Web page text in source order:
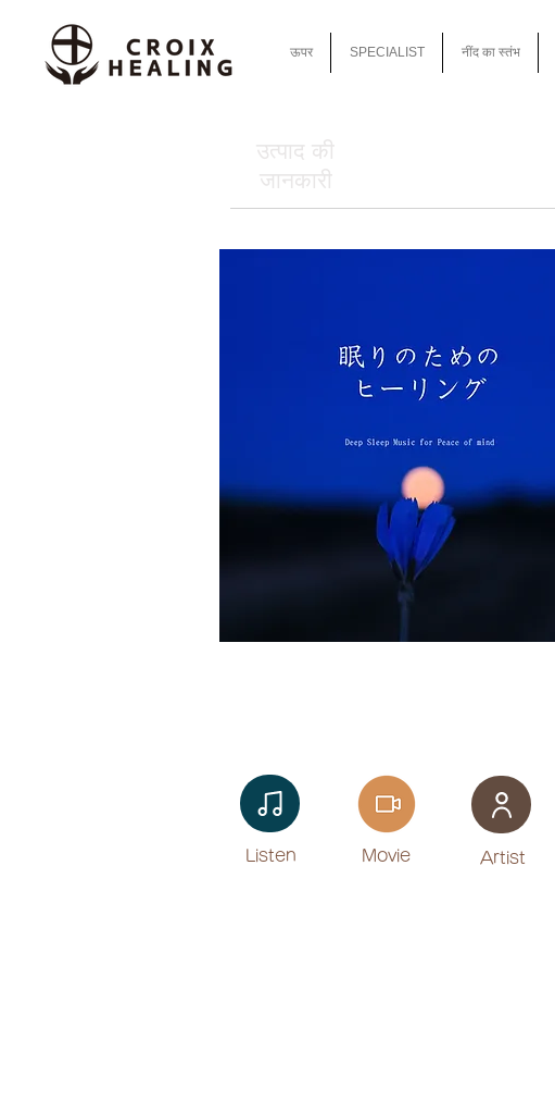
ऊपर SPECIALIST नींद का स्तंभ
उत्पाद की
जानकारी
Listen​ Movie ​Artist